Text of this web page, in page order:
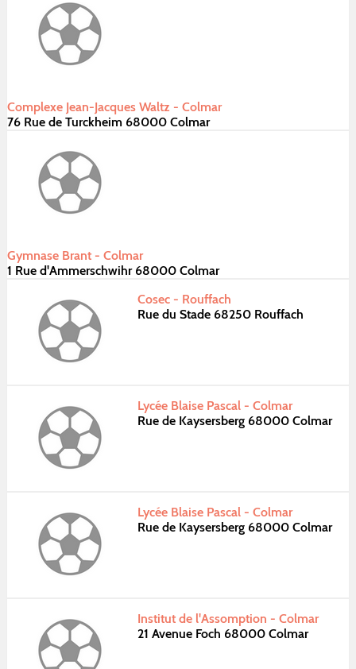
Complexe Jean-Jacques Waltz - Colmar
76 Rue de Turckheim 68000 Colmar
Gymnase Brant - Colmar
1 Rue d'Ammerschwihr 68000 Colmar
Cosec - Rouffach
Rue du Stade 68250 Rouffach
Lycée Blaise Pascal - Colmar
Rue de Kaysersberg 68000 Colmar
Lycée Blaise Pascal - Colmar
Rue de Kaysersberg 68000 Colmar
Institut de l'Assomption - Colmar
21 Avenue Foch 68000 Colmar